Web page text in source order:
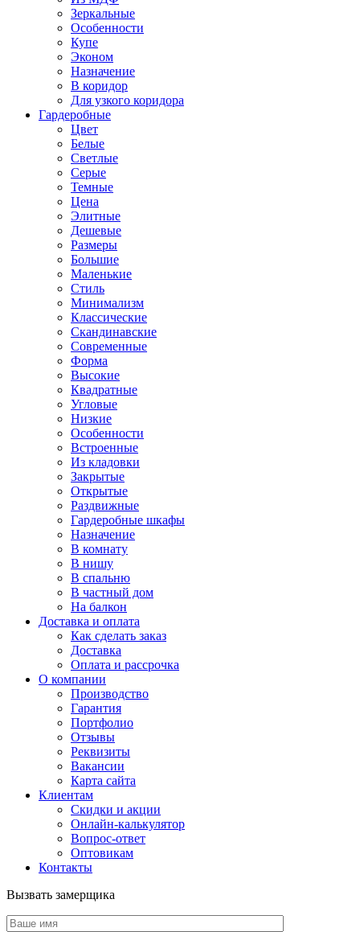
Зеркальные
Особенности
Купе
Эконом
Назначение
В коридор
Для узкого коридора
Гардеробные
Цвет
Белые
Светлые
Серые
Темные
Цена
Элитные
Дешевые
Размеры
Большие
Маленькие
Стиль
Минимализм
Классические
Скандинавские
Современные
Форма
Высокие
Квадратные
Угловые
Низкие
Особенности
Встроенные
Из кладовки
Закрытые
Открытые
Раздвижные
Гардеробные шкафы
Назначение
В комнату
В нишу
В спальню
В частный дом
На балкон
Доставка и оплата
Как сделать заказ
Доставка
Оплата и рассрочка
О компании
Производство
Гарантия
Портфолио
Отзывы
Реквизиты
Вакансии
Карта сайта
Клиентам
Скидки и акции
Онлайн-калькулятор
Вопрос-ответ
Оптовикам
Контакты
Вызвать замерщика